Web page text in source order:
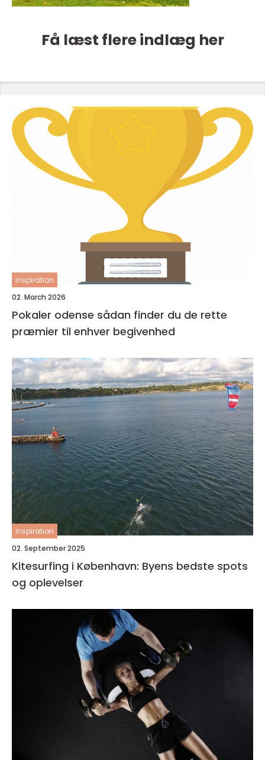
Få læst flere indlæg her
inspiration
02. March 2026
Pokaler odense sådan finder du de rette
præmier til enhver begivenhed
inspiration
02. September 2025
Kitesurfing i København: Byens bedste spots
og oplevelser